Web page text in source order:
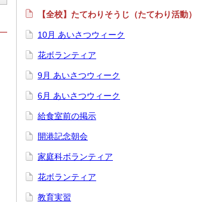
【全校】たてわりそうじ（たてわり活動）
10月 あいさつウィーク
花ボランティア
9月 あいさつウィーク
6月 あいさつウィーク
給食室前の掲示
開港記念朝会
家庭科ボランティア
花ボランティア
教育実習